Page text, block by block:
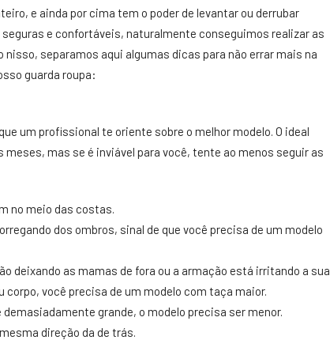
e ainda por cima tem o poder de levantar ou derrubar
e confortáveis, naturalmente conseguimos realizar as
separamos aqui algumas dicas para não errar mais na
guarda roupa:
um profissional te oriente sobre o melhor modelo. O ideal
mas se é inviável para você, tente ao menos seguir as
no meio das costas.
dos ombros, sinal de que você precisa de um modelo
deixando as mamas de fora ou a armação está irritando a sua
você precisa de um modelo com taça maior.
grande, o modelo precisa ser menor.
direção da de trás.